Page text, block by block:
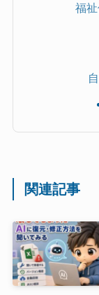
福
関連記事